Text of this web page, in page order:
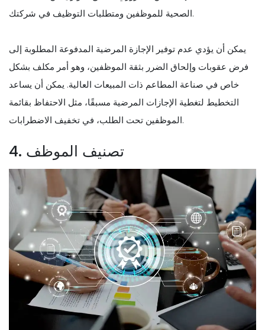
الصحية للموظفين ومتطلبات التوظيف في شركتك.
يمكن أن يؤدي عدم توفير الإجازة المرضية المدفوعة المطلوبة إلى
فرض عقوبات وإلحاق الضرر بثقة الموظفين، وهو أمر مكلف بشكل
خاص في صناعة المطاعم ذات المبيعات العالية. يمكن أن يساعد
التخطيط لتغطية الإجازات المرضية مسبقًا، مثل الاحتفاظ بقائمة
الموظفين تحت الطلب، في تخفيف الاضطرابات.
4. تصنيف الموظف